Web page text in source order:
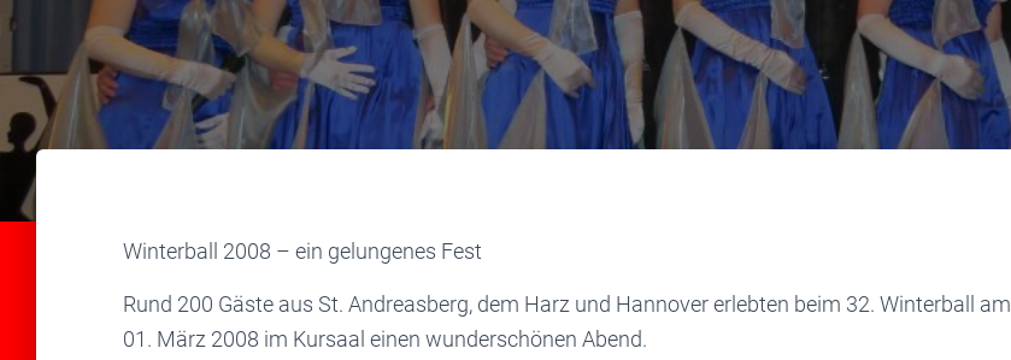
Winterball 2008 – ein gelungenes Fest
Rund 200 Gäste aus St. Andreasberg, dem Harz und Hannover erlebten beim 32. Winterball am
01. März 2008 im Kursaal einen wunderschönen Abend.